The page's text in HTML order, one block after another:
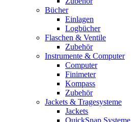
Bücher
Einlagen
Logbücher
Flaschen & Ventile
Zubehör
Instrumente & Computer
Computer
Finimeter
Kompass
Zubehör
Jackets & Tragesysteme
Jackets
QuickSnap Systeme